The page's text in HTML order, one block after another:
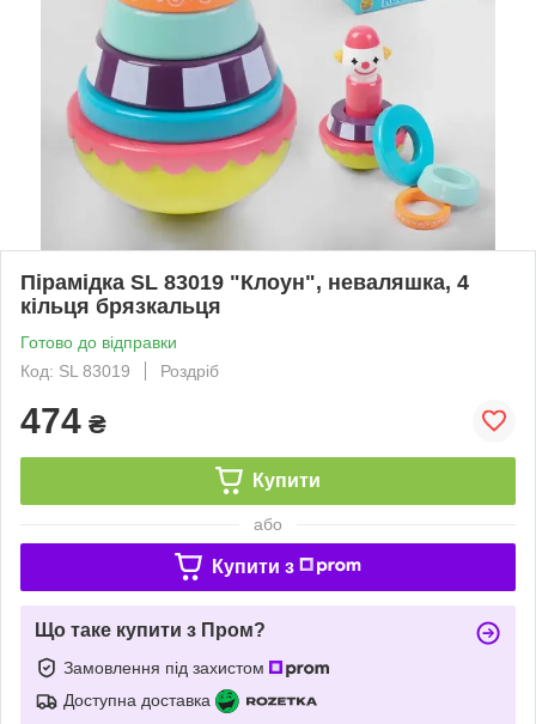
Пірамідка SL 83019 "Клоун", неваляшка, 4
кільця брязкальця
Готово до відправки
Код: SL 83019
Роздріб
474 ₴
Купити
або
Купити з
Що таке купити з Пром?
Замовлення під захистом
Доступна доставка